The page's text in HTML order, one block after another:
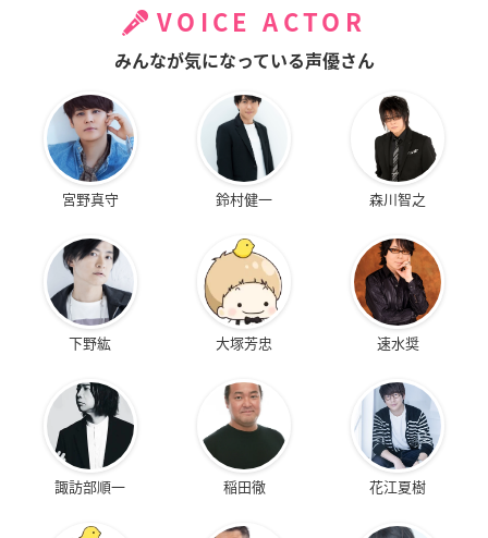
VOICE ACTOR
みんなが気になっている声優さん
宮野真守 鈴村健一 森川智之
下野紘 大塚芳忠 速水奨
諏訪部順一 稲田徹 花江夏樹